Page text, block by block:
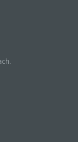
oder juristische